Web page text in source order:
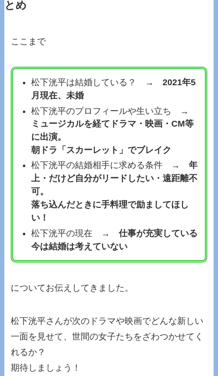
とめ
ここまで
松下洸平は結婚している？ →2021年5
月現在、未婚
松下洸平のプロフィールや生い立ち →
ミュージカルを経てドラマ・映画・CM等
に出演。
朝ドラ「スカーレット」でブレイク
松下洸平の結婚相手に求める条件 →年
上・だけど自分がリードしたい・遠距離不
可。
落ち込んだときに手料理で励ましてほし
い！
松下洸平の現在 →仕事が充実している
今は結婚は考えていない
についてお伝えしてきました。
松下洸平さんが次のドラマや映画でどんな新しい
一面を見せて、世間の女子たちをざわつかせてく
れるか？
期待しましょう！